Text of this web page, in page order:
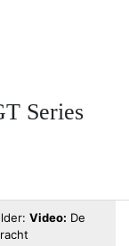
Series
Video: De